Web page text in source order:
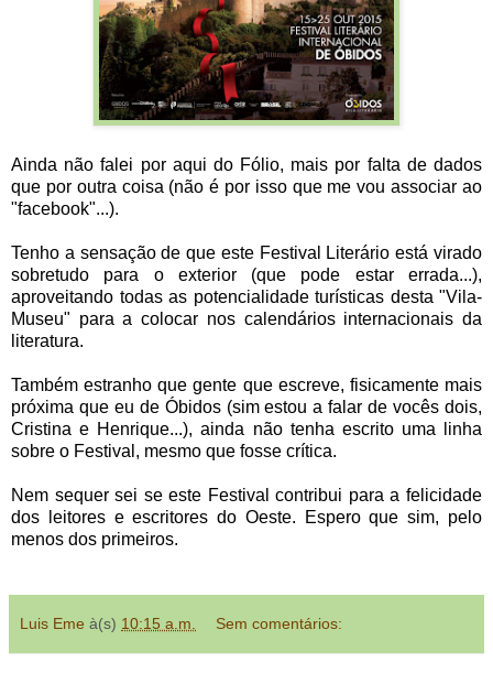
Ainda não falei por aqui do Fólio, mais por falta de dados
que por outra coisa (não é por isso que me vou associar ao
"facebook"...).
Tenho a sensação de que este Festival Literário está virado
sobretudo para o exterior (que pode estar errada...),
aproveitando todas as potencialidade turísticas desta "Vila-
Museu" para a colocar nos calendários internacionais da
literatura.
Também estranho que gente que escreve, fisicamente mais
próxima que eu de Óbidos (sim estou a falar de vocês dois,
Cristina e Henrique...), ainda não tenha escrito uma linha
sobre o Festival, mesmo que fosse crítica.
Nem sequer sei se este Festival contribui para a felicidade
dos leitores e escritores do Oeste. Espero que sim, pelo
menos dos primeiros.
Luis Eme à(s) 10:15 a.m. Sem comentários: